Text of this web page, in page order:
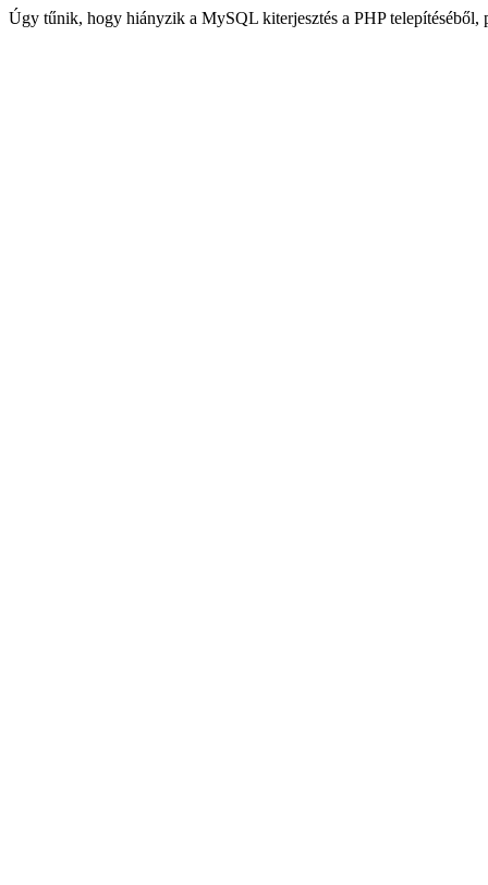
Úgy tűnik, hogy hiányzik a MySQL kiterjesztés a PHP telepítéséből,